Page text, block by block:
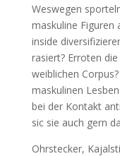
Weswegen
maskuline Figuren
inside
rasiert? Erroten
weiblichen
maskulinen
bei der Kontakt
sic sie auch gern
Ohrstecker,